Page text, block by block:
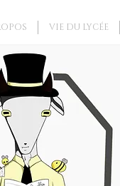
VIE DU LYCÉE